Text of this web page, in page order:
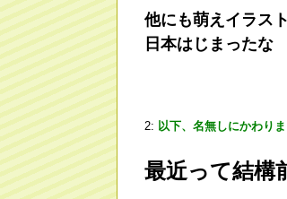
他にも萌えイラス
日本はじまったな
2: 以下、名無しにかわり
最近って結構